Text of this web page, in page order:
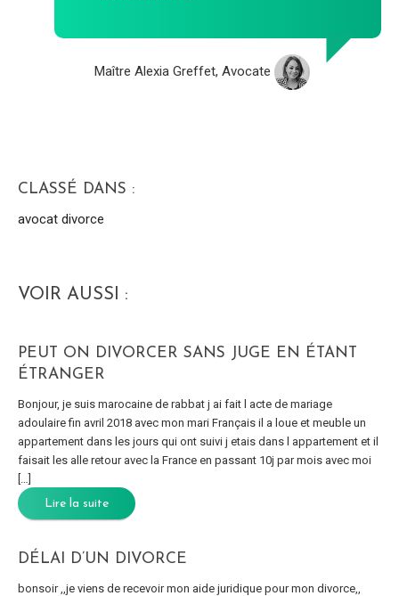
Maître Alexia Greffet, Avocate
CLASSÉ DANS :
avocat divorce
VOIR AUSSI :
PEUT ON DIVORCER SANS JUGE EN ÉTANT
ÉTRANGER
Bonjour, je suis marocaine de rabbat j ai fait l acte de mariage
adoulaire fin avril 2018 avec mon mari Français il a loue et meuble un
appartement dans les jours qui ont suivi j etais dans l appartement et il
faisait les alle retour avec la France en passant 10j par mois avec moi
Lire la suite
DÉLAI D’UN DIVORCE
bonsoir ,,je viens de recevoir mon aide juridique pour mon divorce,,